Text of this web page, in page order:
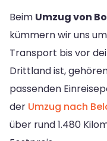
Beim Umzug von
kümmern wir uns
Transport bis vor
Drittland ist,
passenden
der Umzug nach
über rund 1.480